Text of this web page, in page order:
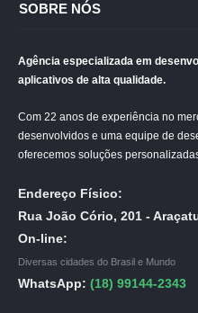
SOBRE NÓS
Agência especializada em
aplicativos de alta qualidade.
Com 22 anos de experiência no
desenvolvidos e uma equipe de
oferecemos soluções
Endereço Físico:
Rua João Cório, 201 -
On-line:
Diversas cidades do Brasil e Mundo
WhatsApp: (18) 99144-2343